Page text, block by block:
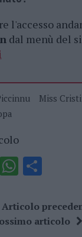
l'accesso
dal menù del
Miss
W
at
s
S
a
re
Articolo
articolo